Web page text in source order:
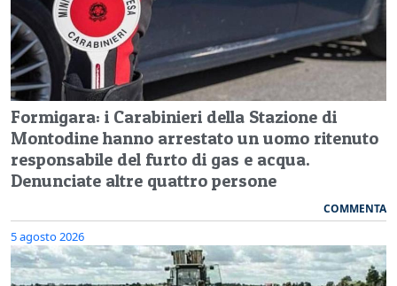
Formigara: i Carabinieri della Stazione di
Montodine hanno arrestato un uomo ritenuto
responsabile del furto di gas e acqua.
Denunciate altre quattro persone
COMMENTA
5 agosto 2026